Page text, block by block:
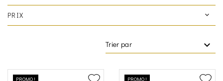
PRIX
Trier par
PROMO ! PROMO !